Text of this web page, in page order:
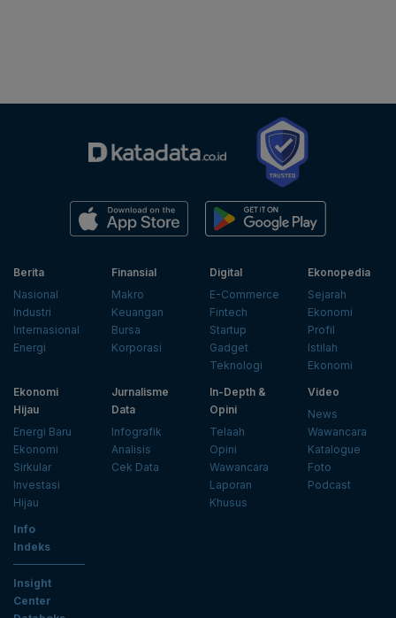
Berita
Nasional
Industri
Internasional
Energi
Finansial
Makro
Keuangan
Bursa
Korporasi
Digital
E-Commerce
Fintech
Startup
Gadget
Teknologi
Ekonopedia
Sejarah
Ekonomi
Profil
Istilah
Ekonomi
Ekonomi
Hijau
Energi Baru
Ekonomi
Sirkular
Investasi
Hijau
Jurnalisme
Data
Infografik
Analisis
Cek Data
In-Depth &
Opini
Telaah
Opini
Wawancara
Laporan
Khusus
Video
News
Wawancara
Katalogue
Foto
Podcast
Info
Indeks
Insight
Center